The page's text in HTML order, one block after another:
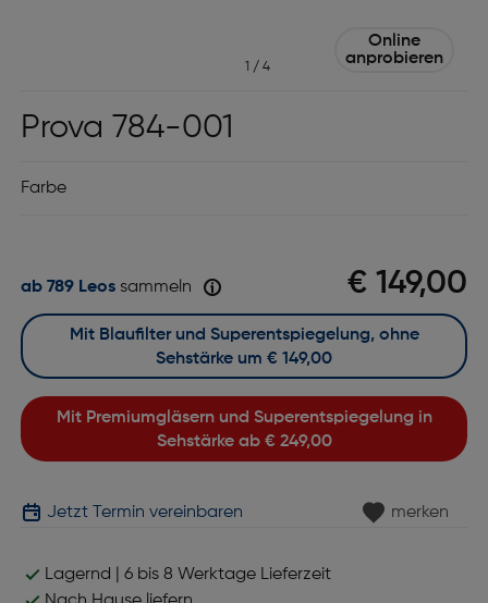
1 / 4
Online
anprobieren
Prova 784-001
Farbe
€ 149,00
ab 789 Leossammeln
Mit Premiumgläsern und Superentspiegelung in
Sehstärke ab € 249,00
Mit Blaufilter und Superentspiegelung, ohne
Sehstärke um € 149,00
Jetzt Termin vereinbaren merken
Lagernd | 6 bis 8 Werktage Lieferzeit